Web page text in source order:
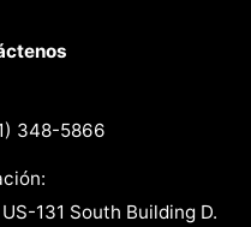
348-5866
131 South Building D.